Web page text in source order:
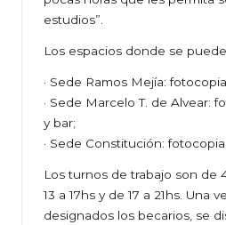
estudios”.
Los espacios donde se
· Sede Ramos Mejía:
· Sede Marcelo T. de Alvear:
y bar;
· Sede Constitución:
Los turnos de trabajo son de
13 a 17hs y de 17 a 21hs. Una
designados los becarios, se